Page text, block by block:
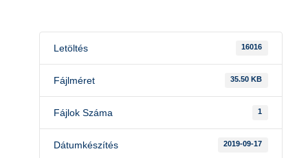
Letöltés 16016
Fájlméret 35.50 KB
Fájlok Száma 1
Dátumkészítés 2019-09-17